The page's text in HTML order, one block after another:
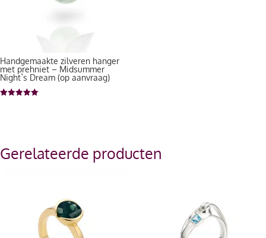
Handgemaakte zilveren hanger
met prehniet – Midsummer
Night`s Dream (op aanvraag)
Gerelateerde producten